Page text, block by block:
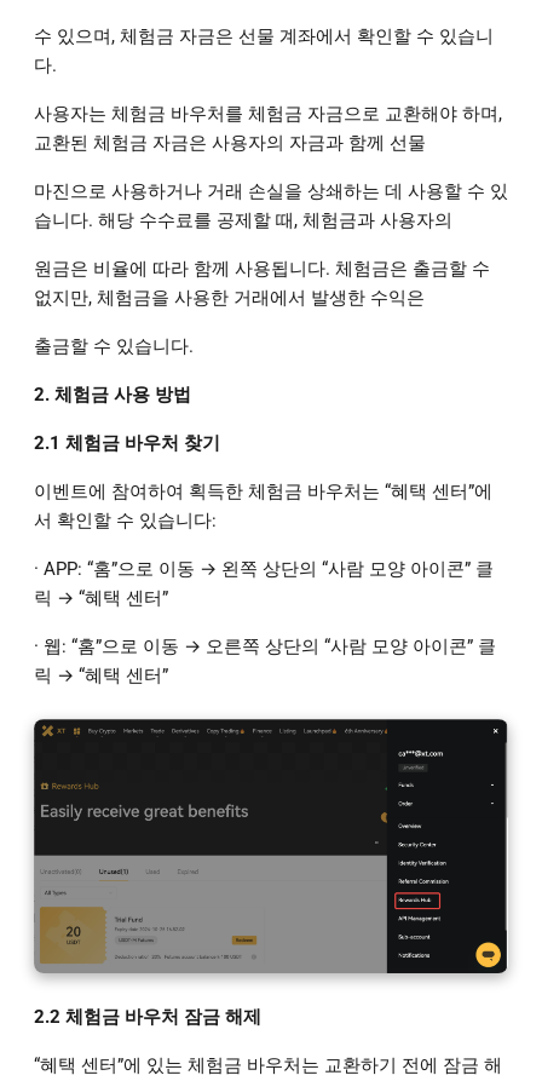
수 있으며, 체험금 자금은 선물 계좌에서 확인할 수 있습니
다.
사용자는 체험금 바우처를 체험금 자금으로 교환해야 하며,
교환된 체험금 자금은 사용자의 자금과 함께 선물
마진으로 사용하거나 거래 손실을 상쇄하는 데 사용할 수 있
습니다. 해당 수수료를 공제할 때, 체험금과 사용자의
원금은 비율에 따라 함께 사용됩니다. 체험금은 출금할 수
없지만, 체험금을 사용한 거래에서 발생한 수익은
출금할 수 있습니다.
2. 체험금 사용 방법
2.1 체험금 바우처 찾기
이벤트에 참여하여 획득한 체험금 바우처는 “혜택 센터”에
서 확인할 수 있습니다:
· APP: “홈”으로 이동 → 왼쪽 상단의 “사람 모양 아이콘” 클
릭 → “혜택 센터”
· 웹: “홈”으로 이동 → 오른쪽 상단의 “사람 모양 아이콘” 클
릭 → “혜택 센터”
2.2 체험금 바우처 잠금 해제
“혜택 센터”에 있는 체험금 바우처는 교환하기 전에 잠금 해